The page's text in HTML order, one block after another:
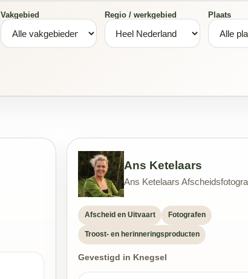
Vakgebied Regio / werkgebied Plaats
Ans Ketelaars
Ans Ketelaars
Afscheid en Uitvaart Fotografen
Troost- en herinneringsproducten
Gevestigd in Knegsel